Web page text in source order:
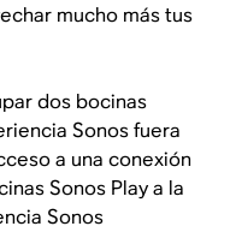
mucho más tus
dos bocinas
Sonos fuera
a una conexión
Sonos Play a la
Sonos